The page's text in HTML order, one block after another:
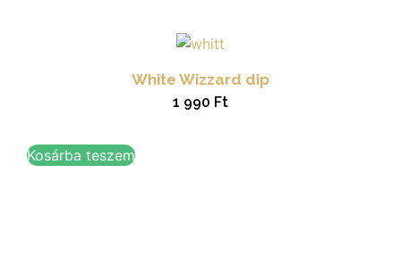
White Wizzard dip
1 990 Ft
Kosárba teszem